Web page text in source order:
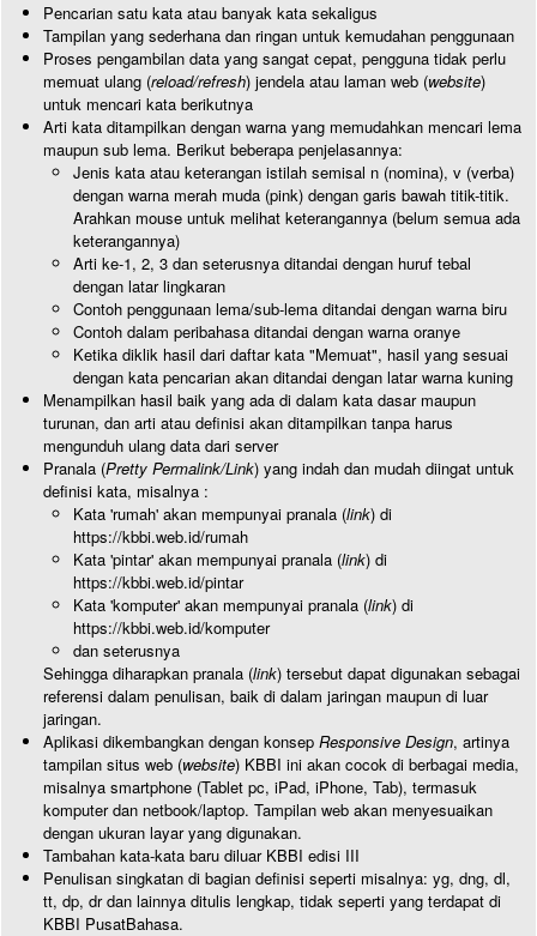
Pencarian satu kata atau banyak kata sekaligus
Tampilan yang sederhana dan ringan untuk kemudahan penggunaan
Proses pengambilan data yang sangat cepat, pengguna tidak perlu
memuat ulang (reload/refresh) jendela atau laman web (website)
untuk mencari kata berikutnya
Arti kata ditampilkan dengan warna yang memudahkan mencari lema
maupun sub lema. Berikut beberapa penjelasannya:
Jenis kata atau keterangan istilah semisal n (nomina), v (verba)
dengan warna merah muda (pink) dengan garis bawah titik-titik.
Arahkan mouse untuk melihat keterangannya (belum semua ada
keterangannya)
Arti ke-1, 2, 3 dan seterusnya ditandai dengan huruf tebal
dengan latar lingkaran
Contoh penggunaan lema/sub-lema ditandai dengan warna biru
Contoh dalam peribahasa ditandai dengan warna oranye
Ketika diklik hasil dari daftar kata "Memuat", hasil yang sesuai
dengan kata pencarian akan ditandai dengan latar warna kuning
Menampilkan hasil baik yang ada di dalam kata dasar maupun
turunan, dan arti atau definisi akan ditampilkan tanpa harus
mengunduh ulang data dari server
Pranala (Pretty Permalink/Link) yang indah dan mudah diingat untuk
definisi kata, misalnya :
Kata 'rumah' akan mempunyai pranala (link) di
https://kbbi.web.id/rumah
Kata 'pintar' akan mempunyai pranala (link) di
https://kbbi.web.id/pintar
Kata 'komputer' akan mempunyai pranala (link) di
https://kbbi.web.id/komputer
dan seterusnya
Sehingga diharapkan pranala (link) tersebut dapat digunakan sebagai
referensi dalam penulisan, baik di dalam jaringan maupun di luar
jaringan.
Aplikasi dikembangkan dengan konsep Responsive Design, artinya
tampilan situs web (website) KBBI ini akan cocok di berbagai media,
misalnya smartphone (Tablet pc, iPad, iPhone, Tab), termasuk
komputer dan netbook/laptop. Tampilan web akan menyesuaikan
dengan ukuran layar yang digunakan.
Tambahan kata-kata baru diluar KBBI edisi III
Penulisan singkatan di bagian definisi seperti misalnya: yg, dng, dl,
tt, dp, dr dan lainnya ditulis lengkap, tidak seperti yang terdapat di
KBBI PusatBahasa.